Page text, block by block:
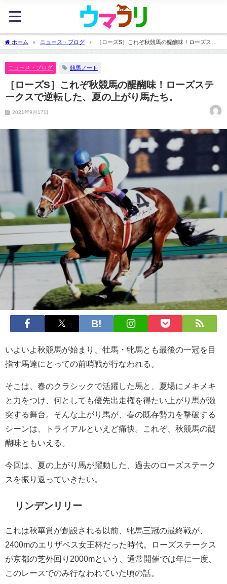
ホーム ニュース・ブログ
［ローズS］これぞ秋競馬の醍醐味！ローズステ
ークスで逆転した、夏の上がり馬たち。
ニュース・ブログ 競馬ノート
［ローズS］これぞ秋競馬の醍醐味！ローズステ
ークスで逆転した、夏の上がり馬たち。
2021年9月17日
いよいよ秋競馬が始まり、牡馬・牝馬とも最後の一冠を目
指す馬達にとっての前哨戦が行なわれる。
そこは、春のクラシックで活躍した馬と、夏場にメキメキ
と力をつけ、何としても優先出走権を得たい上がり馬が激
突する舞台。そんな上がり馬が、春の既存勢力を撃破する
シーンは、トライアルといえど痛快。これぞ、秋競馬の醍
醐味ともいえる。
今回は、夏の上がり馬が躍動した、過去のローズステーク
スを振り返っていきたい。
リンデンリリー
これは秋華賞が創設される以前、牝馬三冠の最終戦が、
2400mのエリザベス女王杯だった時代。ローズステークス
が京都の芝外回り2000mという、通常開催では年に一度、
このレースでのみ行なわれていた頃の話。